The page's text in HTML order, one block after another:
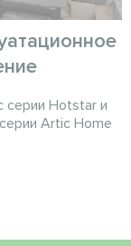
серии Hotstar и
Artic Home